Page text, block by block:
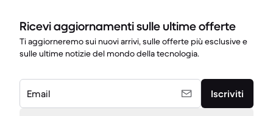
Ricevi aggiornamenti sulle ultime offerte
Ti aggiorneremo sui nuovi arrivi, sulle offerte più esclusive e
sulle ultime notizie del mondo della tecnologia.
Email Iscriviti